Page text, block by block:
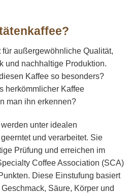
außergewöhnliche Qualität,
und nachhaltige Produktion.
Kaffee so besonders?
herkömmlicher Kaffee
man ihn erkennen?
unter idealen
und verarbeitet. Sie
Prüfung und erreichen im
Coffee Association (SCA)
Diese Einstufung basiert
Säure, Körper und